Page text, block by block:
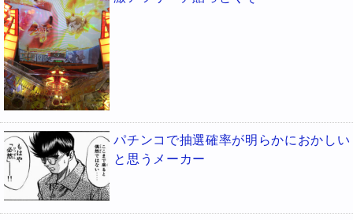
パチンコで抽選確率が明らかにおかしい
と思うメーカー